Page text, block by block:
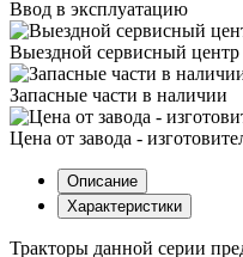
Ввод в эксплуатацию
Выездной сервисный центр
Запасные части в наличии
Описание